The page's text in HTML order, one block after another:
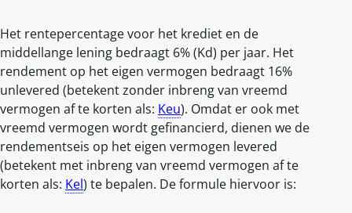
Het rentepercentage voor het krediet en de
middellange lening bedraagt 6% (Kd) per jaar. Het
rendement op het eigen vermogen bedraagt 16%
unlevered (betekent zonder inbreng van vreemd
vermogen af te korten als: Keu). Omdat er ook met
vreemd vermogen wordt gefinancierd, dienen we de
rendementseis op het eigen vermogen levered
(betekent met inbreng van vreemd vermogen af te
korten als: Kel) te bepalen. De formule hiervoor is: